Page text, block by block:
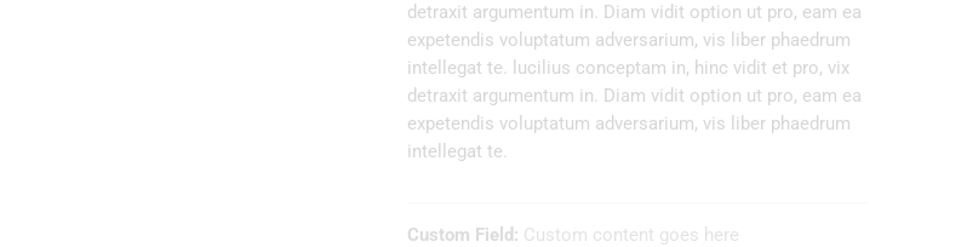
detraxit argumentum in. Diam vidit option ut pro, eam ea
expetendis voluptatum adversarium, vis liber phaedrum
intellegat te. lucilius conceptam in, hinc vidit et pro, vix
detraxit argumentum in. Diam vidit option ut pro, eam ea
expetendis voluptatum adversarium, vis liber phaedrum
intellegat te.
Custom Field: Custom content goes here